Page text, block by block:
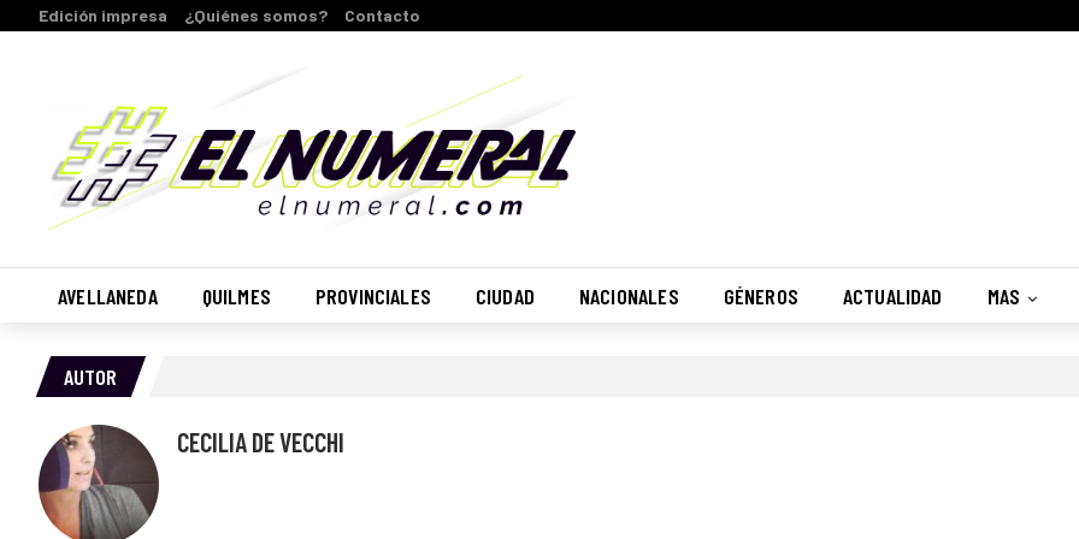
Edición impresa ¿Quiénes somos? Contacto
AVELLANEDA QUILMES PROVINCIALES CIUDAD NACIONALES GÉNEROS ACTUALIDAD MAS
AUTOR
CECILIA DE VECCHI